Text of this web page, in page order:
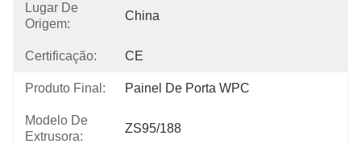
Lugar De
Origem:
China
Certificação: CE
Produto Final: Painel De Porta WPC
Modelo De
Extrusora:
ZS95/188